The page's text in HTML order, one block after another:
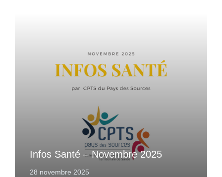
Infos Santé – Novembre 2025
28 novembre 2025